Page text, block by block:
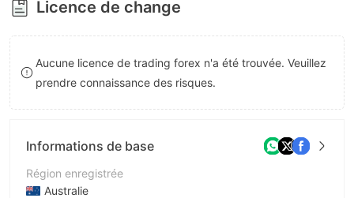
8
9
6
7
8
9
Licence de change
Aucune licence de trading forex n'a été trouvée. Veuillez
prendre connaissance des risques.
Informations de base
Région enregistrée
Australie